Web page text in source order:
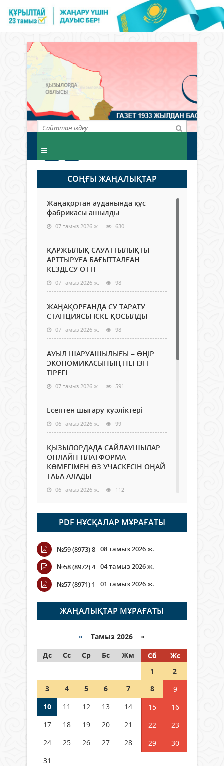
СОҢҒЫ ЖАҢАЛЫҚТАР
Жаңақорған ауданында құс
фабрикасы ашылды
07 тамыз 2026 ж. 630
ҚАРЖЫЛЫҚ САУАТТЫЛЫҚТЫ
АРТТЫРУҒА БАҒЫТТАЛҒАН
КЕЗДЕСУ ӨТТІ
07 тамыз 2026 ж. 98
ЖАҢАҚОРҒАНДА СУ ТАРАТУ
СТАНЦИЯСЫ ІСКЕ ҚОСЫЛДЫ
07 тамыз 2026 ж. 98
АУЫЛ ШАРУАШЫЛЫҒЫ – ӨҢІР
ЭКОНОМИКАСЫНЫҢ НЕГІЗГІ
ТІРЕГІ
07 тамыз 2026 ж. 591
Есептен шығару куәліктері
06 тамыз 2026 ж. 99
ҚЫЗЫЛОРДАДА САЙЛАУШЫЛАР
ОНЛАЙН ПЛАТФОРМА
КӨМЕГІМЕН ӨЗ УЧАСКЕСІН ОҢАЙ
ТАБА АЛАДЫ
06 тамыз 2026 ж. 112
Open Air: Қызылорда облысы
полиция департаменті 20
мыңнан астам көрерменнің
қауіпсіздігін қамтамасыз етті
06 тамыз 2026 ж.
Wi-Fi ҚАБЫРҒА АРҚЫЛЫ ҚАЛАЙ
ӨТЕДІ?
06 тамыз 2026 ж. 288
граждане Казахстана,
05 тамыз 2026 ж. 168
Шетелде жүрген Қазақстан
азаматтары қалай дауыс бере
05 тамыз 2026 ж.
PDF НҰСҚАЛАР МҰРАҒАТЫ
№59 (8973) 8 08 тамыз 2026 ж.
№58 (8972) 4 04 тамыз 2026 ж.
№57 (8971) 1
01 тамыз 2026 ж.
ЖАҢАЛЫҚТАР МҰРАҒАТЫ
« Тамыз 2026 »
Дс
Сс Ср Бс Жм Сб
Жс
1
2
3
4 5 6 7 8
9
10
11 12 13 14 15
16
17
18 19 20 21 22
23
24
25 26 27 28 29
30
31